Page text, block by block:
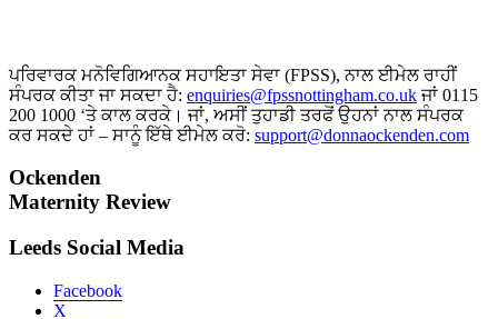
ਪਰਿਵਾਰਕ ਮਨੋਵਿਗਿਆਨਕ ਸਹਾਇਤਾ ਸੇਵਾ (FPSS), ਨਾਲ ਈਮੇਲ ਰਾਹੀਂ
ਸੰਪਰਕ ਕੀਤਾ ਜਾ ਸਕਦਾ ਹੈ: enquiries@fpssnottingham.co.ukਜਾਂ 0115
200 1000 ‘ਤੇ ਕਾਲ ਕਰਕੇ। ਜਾਂ, ਅਸੀਂ ਤੁਹਾਡੀ ਤਰਫੋਂ ਉਹਨਾਂ ਨਾਲ ਸੰਪਰਕ
ਕਰ ਸਕਦੇ ਹਾਂ – ਸਾਨੂੰ ਇੱਥੇ ਈਮੇਲ ਕਰੋ: support@donnaockenden.com
Ockenden
Maternity Review
Leeds Social Media
Facebook
X